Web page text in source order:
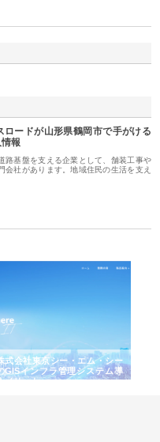
ロードが山形県鶴岡市で手がける
報
路基盤を支える企業として、舗装工事や
会社があります。地域住民の生活を支え
式会社東京シー・エム・シー
GISインフラ管理システム導
メリット